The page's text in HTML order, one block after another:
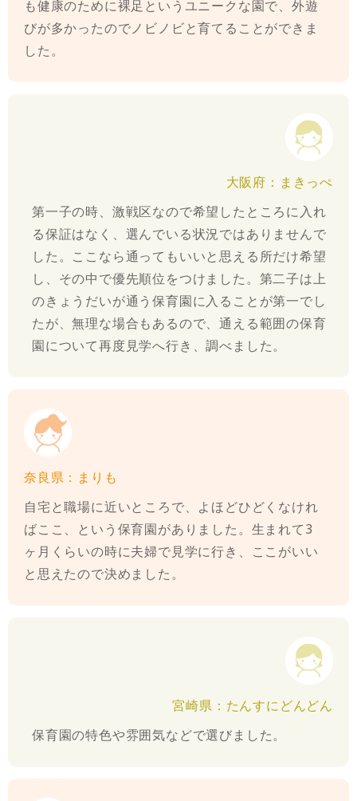
も健康のために裸足というユニークな園で、外遊
びが多かったのでノビノビと育てることができま
した。
大阪府：まきっぺ
第一子の時、激戦区なので希望したところに入れ
る保証はなく、選んでいる状況ではありませんで
した。ここなら通ってもいいと思える所だけ希望
し、その中で優先順位をつけました。第二子は上
のきょうだいが通う保育園に入ることが第一でし
たが、無理な場合もあるので、通える範囲の保育
園について再度見学へ行き、調べました。
奈良県：まりも
自宅と職場に近いところで、よほどひどくなけれ
ばここ、という保育園がありました。生まれて3
ヶ月くらいの時に夫婦で見学に行き、ここがいい
と思えたので決めました。
宮崎県：たんすにどんどん
保育園の特色や雰囲気などで選びました。